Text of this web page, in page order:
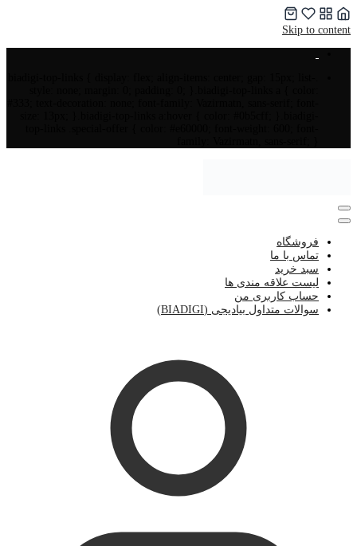
Skip to content
فروشگاه
تماس با ما
سبد خرید
لیست علاقه مندی ها
حساب کاربری من
سوالات متداول بیادیجی (BIADIGI)